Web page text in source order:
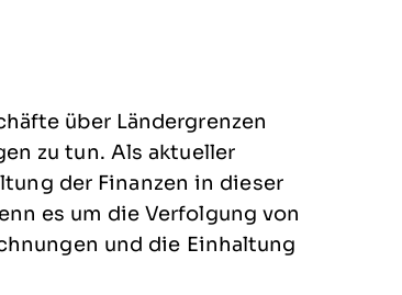
über Ländergrenzen
zu tun. Als aktueller
der Finanzen in dieser
es um die Verfolgung von
und die Einhaltung